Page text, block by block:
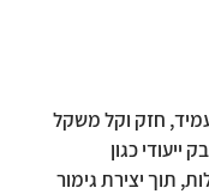
עמיד, חזק וקל משקל
כגון
תוך יצירת גימור